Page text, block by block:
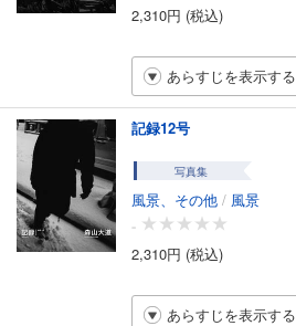
2,310円 (税込)
あらすじを表示する
記録12号
写真集
風景、その他 / 風景
-
2,310円 (税込)
あらすじを表示する